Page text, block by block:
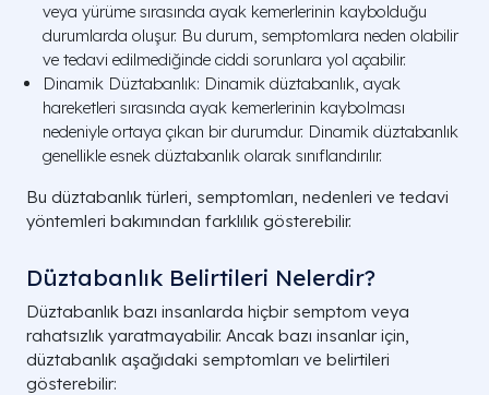
veya yürüme sırasında ayak kemerlerinin kaybolduğu
durumlarda oluşur. Bu durum, semptomlara neden olabilir
ve tedavi edilmediğinde ciddi sorunlara yol açabilir.
Dinamik Düztabanlık: Dinamik düztabanlık, ayak
hareketleri sırasında ayak kemerlerinin kaybolması
nedeniyle ortaya çıkan bir durumdur. Dinamik düztabanlık
genellikle esnek düztabanlık olarak sınıflandırılır.
Bu düztabanlık türleri, semptomları, nedenleri ve tedavi
yöntemleri bakımından farklılık gösterebilir.
Düztabanlık Belirtileri Nelerdir?
Düztabanlık bazı insanlarda hiçbir semptom veya
rahatsızlık yaratmayabilir. Ancak bazı insanlar için,
düztabanlık aşağıdaki semptomları ve belirtileri
gösterebilir: